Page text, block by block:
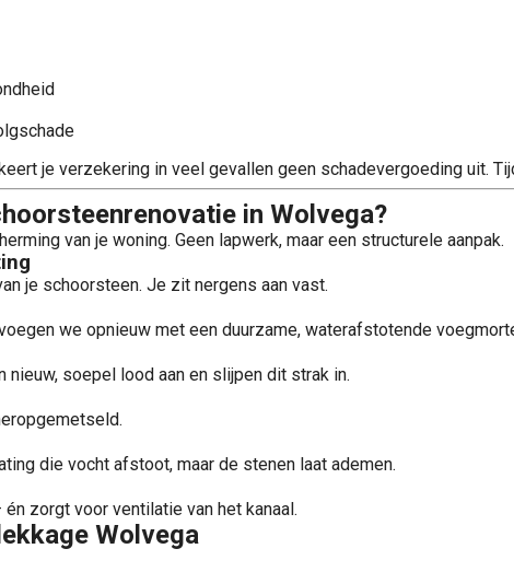
je verzekering in veel gevallen geen schadevergoeding uit.
in Wolvega?
van je woning. Geen lapwerk, maar een structurele aanpak.
je schoorsteen. Je zit nergens aan vast.
we opnieuw met een duurzame, waterafstotende
soepel lood aan en slijpen dit strak in.
die vocht afstoot, maar de stenen laat ademen.
zorgt voor ventilatie van het kanaal.
Wolvega